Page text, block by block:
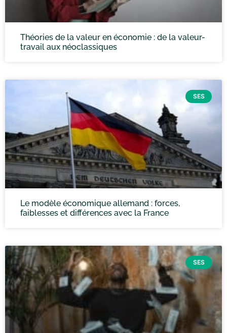
Théories de la valeur en économie : de la valeur-
travail aux néoclassiques
SES
Le modèle économique allemand : forces,
faiblesses et différences avec la France
SES